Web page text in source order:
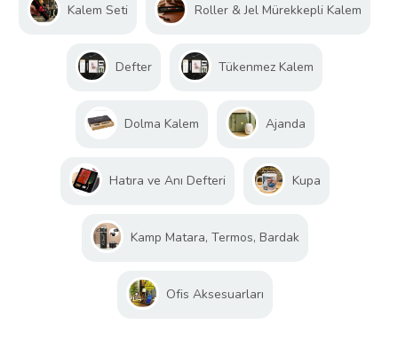
Kalem Seti Roller & Jel Mürekkepli Kalem
Defter Tükenmez Kalem
Dolma Kalem Ajanda
Hatıra ve Anı Defteri Kupa
Kamp Matara, Termos, Bardak
Ofis Aksesuarları